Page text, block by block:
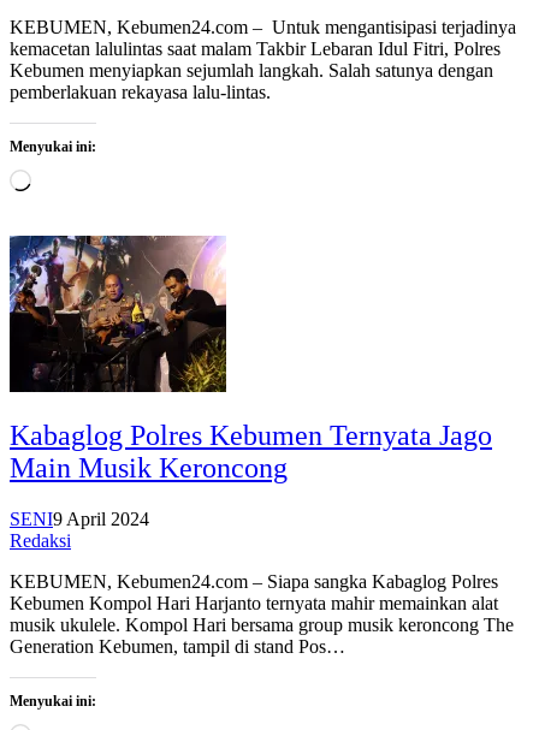
KEBUMEN, Kebumen24.com – Untuk mengantisipasi terjadinya
kemacetan lalulintas saat malam Takbir Lebaran Idul Fitri, Polres
Kebumen menyiapkan sejumlah langkah. Salah satunya dengan
pemberlakuan rekayasa lalu-lintas.
Menyukai ini:
Memuat...
Kabaglog Polres Kebumen Ternyata Jago
Main Musik Keroncong
SENI9 April 2024
Redaksi
KEBUMEN, Kebumen24.com – Siapa sangka Kabaglog Polres
Kebumen Kompol Hari Harjanto ternyata mahir memainkan alat
musik ukulele. Kompol Hari bersama group musik keroncong The
Generation Kebumen, tampil di stand Pos…
Menyukai ini: